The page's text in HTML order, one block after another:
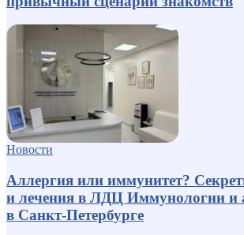
Новости
Аллергия или иммунитет?
и лечения в ЛДЦ Иммунологии и
в Санкт-Петербурге